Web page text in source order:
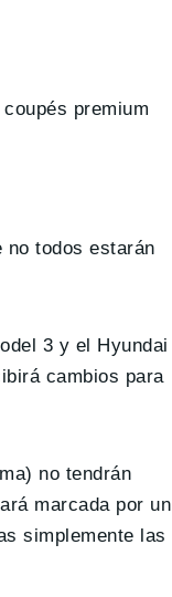
premium
no todos estarán
3 y el Hyundai
cambios para
no tendrán
marcada por un
simplemente las